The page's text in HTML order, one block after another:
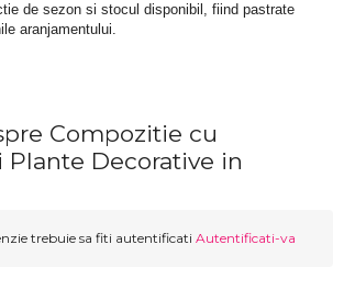
de sezon si stocul disponibil, fiind pastrate
aranjamentului.
Compozitie cu
Plante Decorative in
trebuie sa fiti autentificati Autentificati-va